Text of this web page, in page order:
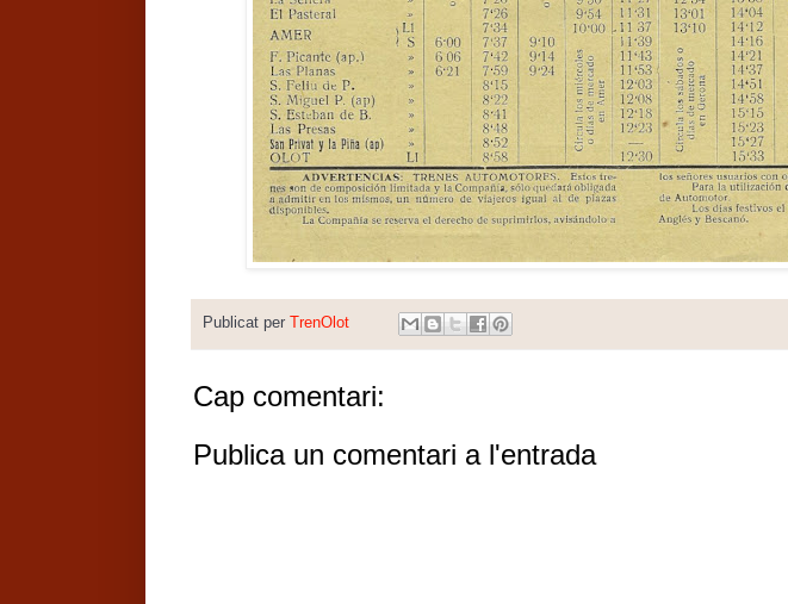
Publicat per TrenOlot
Cap comentari:
Publica un comentari a l'entrada